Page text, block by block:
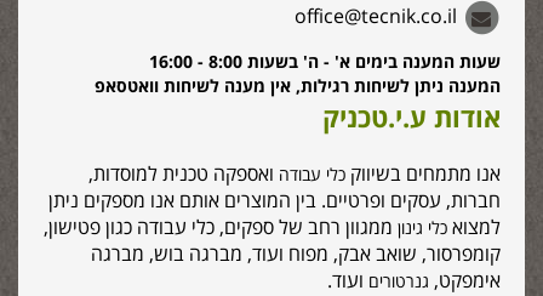
office@tecnik.co.il
שעות המענה בימים א' - ה' בשעות 8:00 - 16:00
המענה ניתן לשיחות רגילות, אין מענה לשיחות וואטסאפ
אודות ע.י.טכניק
אנו מתמחים בשיווק כלי עבודה ואספקה טכנית למוסדות,
חברות, עסקים ופרטיים. בין המוצרים אותם אנו מספקים ניתן
למצוא כלי גינון ממגוון רחב של ספקים, כלי עבודה כגון פטישון,
קומפרסור, שואב אבק, מפוח ועוד, מברגה בוש, מברגה
אימפקט, גנרטורים ועוד.